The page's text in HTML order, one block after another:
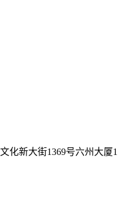
化新大街1369号六州大厦1